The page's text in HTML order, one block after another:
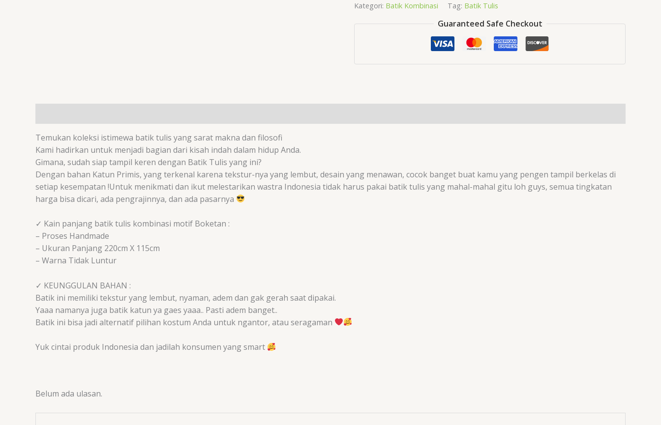
Kategori: Batik Kombinasi Tag: Batik Tulis
Guaranteed Safe Checkout
Temukan koleksi istimewa batik tulis yang sarat makna dan filosofi
Kami hadirkan untuk menjadi bagian dari kisah indah dalam hidup Anda.
Gimana, sudah siap tampil keren dengan Batik Tulis yang ini?
Dengan bahan Katun Primis, yang terkenal karena tekstur-nya yang lembut, desain yang menawan, cocok banget buat kamu yang pengen tampil berkelas di
setiap kesempatan !Untuk menikmati dan ikut melestarikan wastra Indonesia tidak harus pakai batik tulis yang mahal-mahal gitu loh guys, semua tingkatan
harga bisa dicari, ada pengrajinnya, dan ada pasarnya
✓ Kain panjang batik tulis kombinasi motif Boketan :
– Proses Handmade
– Ukuran Panjang 220cm X 115cm
– Warna Tidak Luntur
✓ KEUNGGULAN BAHAN :
Batik ini memiliki tekstur yang lembut, nyaman, adem dan gak gerah saat dipakai.
Yaaa namanya juga batik katun ya gaes yaaa.. Pasti adem banget..
Batik ini bisa jadi alternatif pilihan kostum Anda untuk ngantor, atau seragaman
Yuk cintai produk Indonesia dan jadilah konsumen yang smart
Belum ada ulasan.